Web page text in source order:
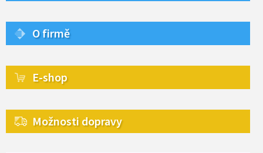
O firmě
E-shop
Možnosti dopravy